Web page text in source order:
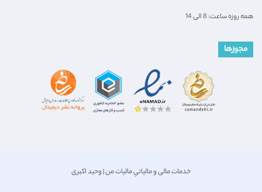
همه روزه ساعت: 8 الی 14
مجوزها
خدمات مالی و مالیاتیِ مالیات من | وحید اکبری